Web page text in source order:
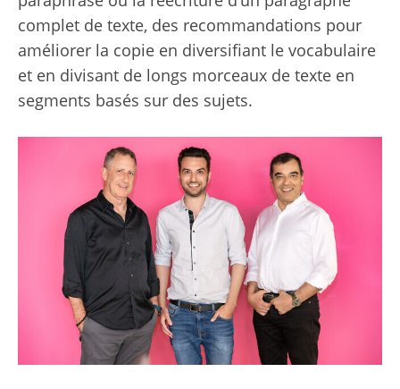
complet de texte, des recommandations pour
améliorer la copie en diversifiant le vocabulaire
et en divisant de longs morceaux de texte en
segments basés sur des sujets.